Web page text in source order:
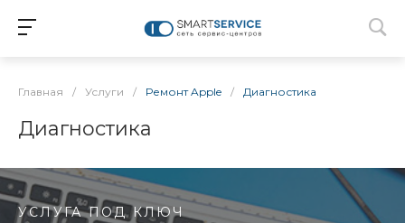
Главная / Услуги / Ремонт Apple / Диагностика
Диагностика
УСЛУГА ПОД КЛЮЧ